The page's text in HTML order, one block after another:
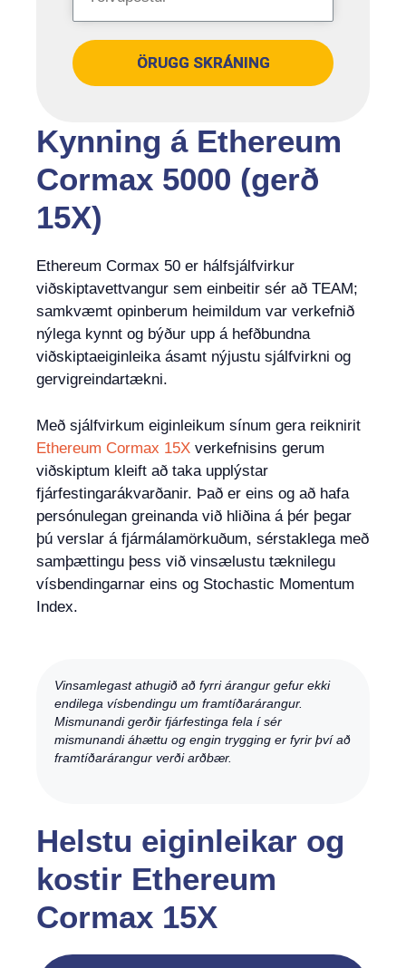
Kynning á Ethereum
Cormax 5000 (gerð
15X)
Ethereum Cormax 50 er hálfsjálfvirkur
viðskiptavettvangur sem einbeitir sér að TEAM;
samkvæmt opinberum heimildum var verkefnið
nýlega kynnt og býður upp á hefðbundna
viðskiptaeiginleika ásamt nýjustu sjálfvirkni og
gervigreindartækni.
Með sjálfvirkum eiginleikum sínum gera reiknirit
Ethereum Cormax 15X verkefnisins gerum
viðskiptum kleift að taka upplýstar
fjárfestingarákvarðanir. Það er eins og að hafa
persónulegan greinanda við hliðina á þér þegar
þú verslar á fjármálamörkuðum, sérstaklega með
samþættingu þess við vinsælustu tæknilegu
vísbendingarnar eins og Stochastic Momentum
Index.
ÖRUGG SKRÁNING
Vinsamlegast athugið að fyrri árangur gefur ekki
endilega vísbendingu um framtíðarárangur.
Mismunandi gerðir fjárfestinga fela í sér
mismunandi áhættu og engin trygging er fyrir því að
framtíðarárangur verði arðbær.
Helstu eiginleikar og
kostir Ethereum
Cormax 15X